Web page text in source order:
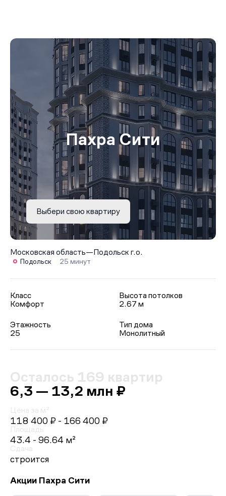
Пахра Сити
Выбери свою квартиру
Московская область—Подольск г.о.
Подольск 25 минут
Класс
Комфорт
Высота потолков
2.67 м
Этажность
25
Тип дома
Монолитный
Осталось 169 квартир
6,3 — 13,2 млн ₽
Цена за м²
118 400 ₽ - 166 400 ₽
Площадь
43.4 - 96.64 м²
Сдача
строится
Акции Пахра Сити